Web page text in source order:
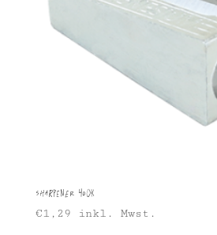
Sharpener 400K
€1,29 inkl. Mwst.